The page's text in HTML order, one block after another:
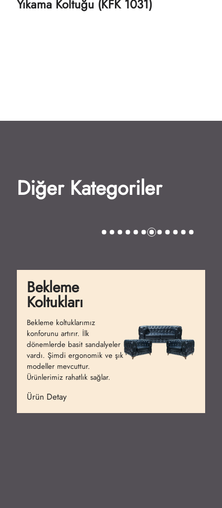
Yıkama Koltuğu (KFK 1031)
Diğer Kategoriler
Bekleme
Koltukları
Bekleme koltuklarımız
konforunu artırır. İlk
dönemlerde basit sandalyeler
vardı. Şimdi ergonomik ve şık
modeller mevcuttur.
Ürünlerimiz rahatlık sağlar.
Ürün Detay